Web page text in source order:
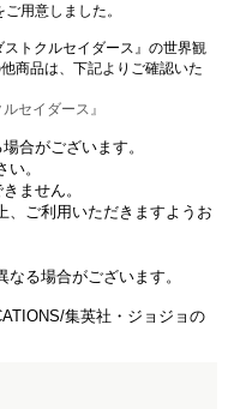
用意しました。
トクルセイダース』の世界観
商品は、下記よりご確認いた
セイダース』
合がございます。
。
ません。
、ご利用いただきますようお
る場合がございます。
集英社・ジョジョの